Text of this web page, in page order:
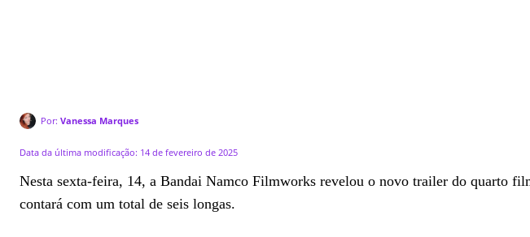
Por: Vanessa Marques
Data da última modificação: 14 de fevereiro de 2025
Nesta sexta-feira, 14, a Bandai Namco Filmworks revelou o novo trailer do quarto
contará com um total de seis longas.